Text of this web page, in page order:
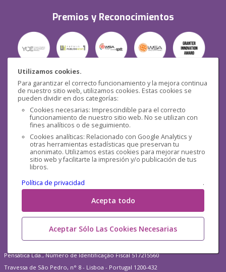
Utilizamos cookies.
Para garantizar el correcto funcionamiento y la mejora continua
de nuestro sitio web, utilizamos cookies. Estas cookies se
pueden dividir en dos categorías:
Cookies necesarias: Imprescindible para el correcto
funcionamiento de nuestro sitio web. No se utilizan con
fines analíticos o de seguimiento.
Cookies analíticas: Relacionado con Google Analytics y
otras herramientas estadísticas que preservan tu
anonimato. Utilizamos estas cookies para mejorar nuestro
sitio web y facilitarte la impresión y/o publicación de tus
libros.
Política de privacidad
.
Acepta todo
Aceptar Sólo Las Cookies Necesarias
Premios y Reconocimientos
Seguridad
Redes sociales
Pensática Lda., Número de Identificação Fiscal 517215560
Travessa de São Pedro, n° 8 - Lisboa - Portugal 1200-432